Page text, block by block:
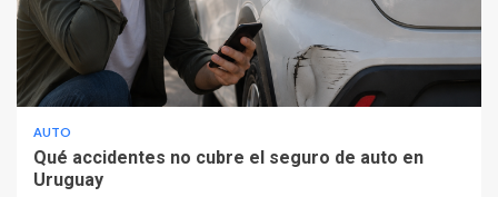
AUTO
Qué accidentes no cubre el seguro de auto en
Uruguay